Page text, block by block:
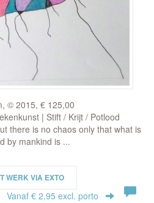
© 2015, € 125,00
| Stift / Krijt / Potlood
there is no chaos only that what is
by mankind is ...
WERK VIA EXTO
Vanaf € 2,95 excl. porto